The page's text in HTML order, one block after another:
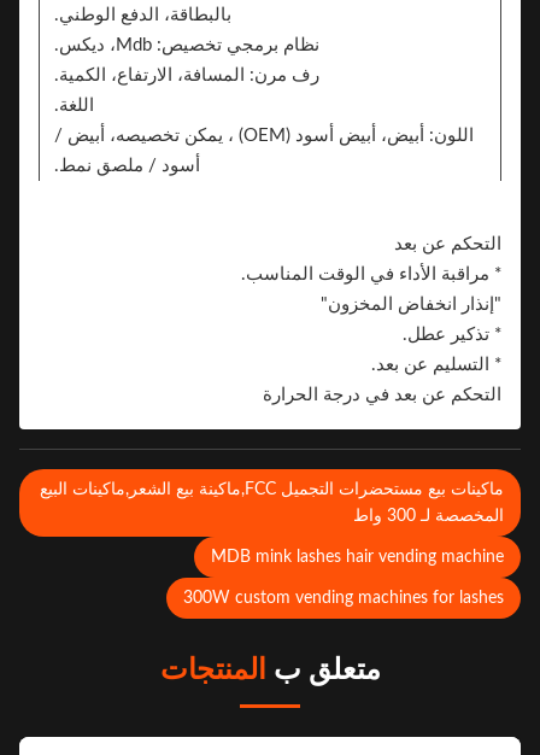
بالبطاقة، الدفع الوطني.
نظام برمجي تخصيص: Mdb، ديكس.
رف مرن: المسافة، الارتفاع، الكمية.
اللون: أبيض، أبيض أسود (OEM) ، يمكن تخصيصه، أبيض /
أسود / ملصق نمط.
التحكم عن بعد
* مراقبة الأداء في الوقت المناسب.
"إنذار انخفاض المخزون"
* تذكير عطل.
* التسليم عن بعد.
التحكم عن بعد في درجة الحرارة
ماكينات بيع مستحضرات التجميل FCC,ماكينة بيع الشعر,ماكينات البيع
لـ 300 واط
MDB mink lashes hair vending
300W custom vending machines for
متعلق ب المنتجات